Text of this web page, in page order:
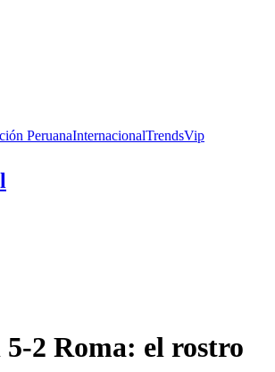
PeruanaInternacionalTrendsVip
2 Roma: el rostro